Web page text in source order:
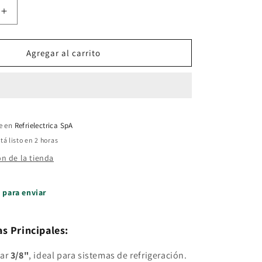
Aumentar
cantidad
para
Union
Flare
Agregar al carrito
en Refrielectrica SpA
listo en 2 horas
de la tienda
enviar
Principales:
3/8", ideal para sistemas de refrigeración.